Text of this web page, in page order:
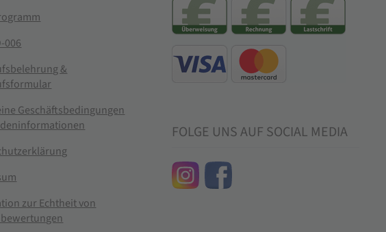
006
&
Geschäftsbedingungen
zur Echtheit von
FOLGE UNS AUF SOCIAL MEDIA